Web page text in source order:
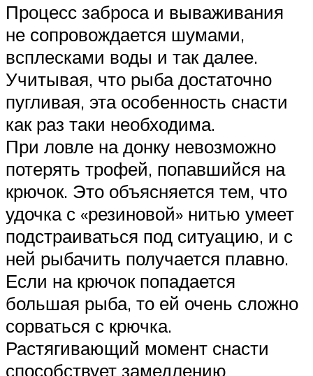
Процесс заброса и вываживания
не сопровождается шумами,
всплесками воды и так далее.
Учитывая, что рыба достаточно
пугливая, эта особенность снасти
как раз таки необходима.
При ловле на донку невозможно
потерять трофей, попавшийся на
крючок. Это объясняется тем, что
удочка с «резиновой» нитью умеет
подстраиваться под ситуацию, и с
ней рыбачить получается плавно.
Если на крючок попадается
большая рыба, то ей очень сложно
сорваться с крючка.
Растягивающий момент снасти
способствует замедлению